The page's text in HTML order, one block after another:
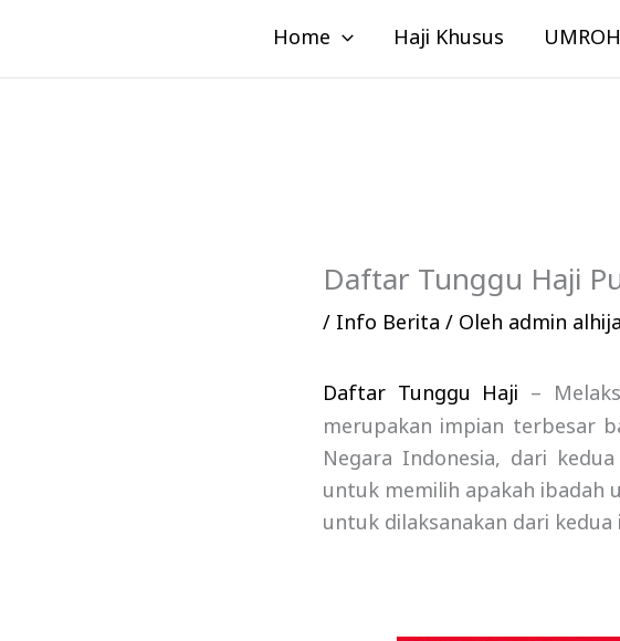
konten
Home Haji Khusus UMROH
Daftar Tunggu Haji
/ Info Berita / Oleh admin
Daftar Tunggu Haji –
merupakan impian terbesar
Negara Indonesia, dari
untuk memilih apakah ibadah
untuk dilaksanakan dari